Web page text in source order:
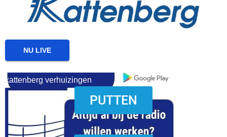
download onzze App
kattenberg verhuizingen
NU LIVE
PUTTEN